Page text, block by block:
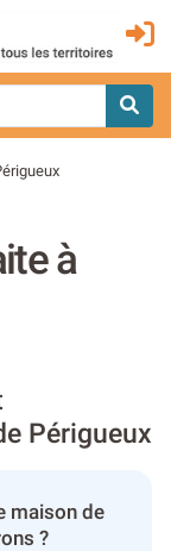
à
Périgueux
maison de
?